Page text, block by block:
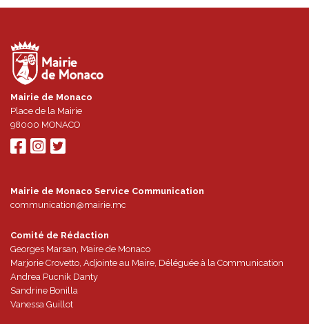
Mairie de Monaco
Place de la Mairie
98000 MONACO
Mairie de Monaco Service Communication
communication@mairie.mc
Comité de Rédaction
Georges Marsan, Maire de Monaco
Marjorie Crovetto, Adjointe au Maire, Déléguée à la Communication
Andrea Pucnik Danty
Sandrine Bonilla
Vanessa Guillot